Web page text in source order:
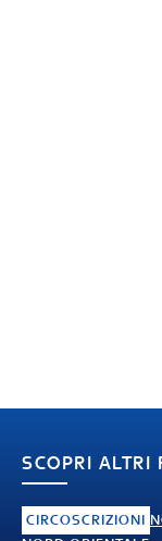
SCOPRI ALTRI
CIRCOSCRIZIONI